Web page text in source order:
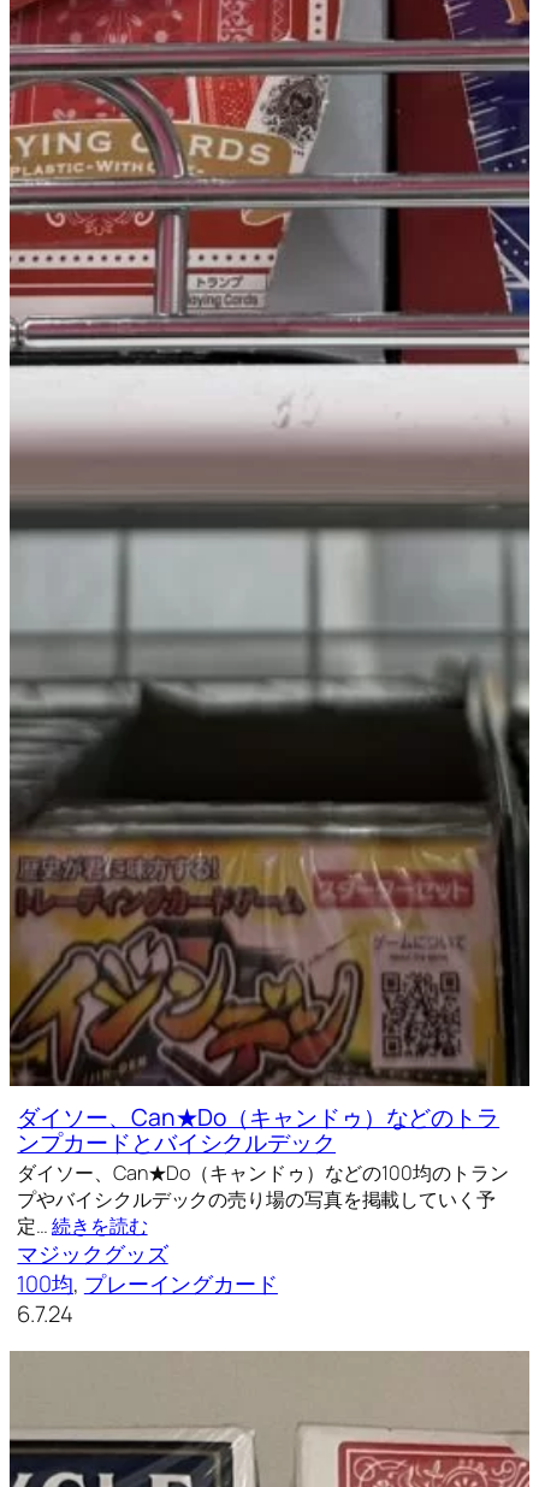
ダイソー、Can★Do（キャンドゥ）などのトラ
ンプカードとバイシクルデック
ダイソー、Can★Do（キャンドゥ）などの100均のトラン
プやバイシクルデックの売り場の写真を掲載していく予
定…続きを読む
マジックグッズ
100均, プレーイングカード
6.7.24